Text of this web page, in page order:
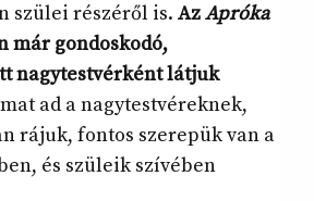
szülei részéről is. AzApróka
már gondoskodó,
nagytestvérként látjuk
ad a nagytestvéreknek,
rájuk, fontos szerepük van a
és szüleik szívében